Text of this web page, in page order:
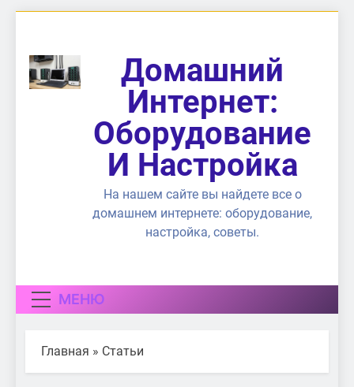
содержимому
Домашний
Интернет:
Оборудование
И Настройка
На нашем сайте вы найдете все о
домашнем интернете: оборудование,
настройка, советы.
МЕНЮ
Главная » Статьи